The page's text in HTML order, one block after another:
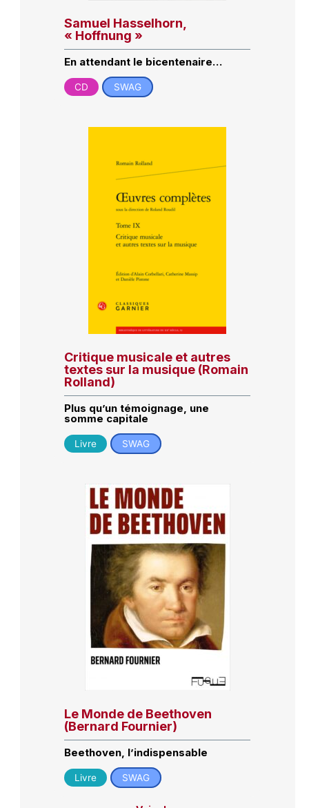
Samuel Hasselhorn,
« Hoffnung »
En attendant le bicentenaire…
CD SWAG
Critique musicale et autres
textes sur la musique (Romain
Rolland)
Plus qu’un témoignage, une
somme capitale
Livre SWAG
Le Monde de Beethoven
(Bernard Fournier)
Beethoven, l’indispensable
Livre SWAG